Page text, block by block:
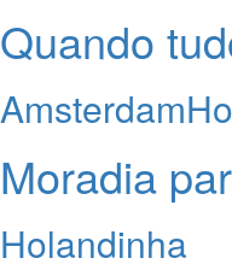
Quando
Amsterdam
Moradia
Holandinha